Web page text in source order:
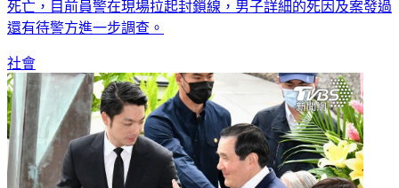
死亡，目前員警在現場拉起封鎖線，男子詳細的死因及案發過
還有待警方進一步調查。
社會